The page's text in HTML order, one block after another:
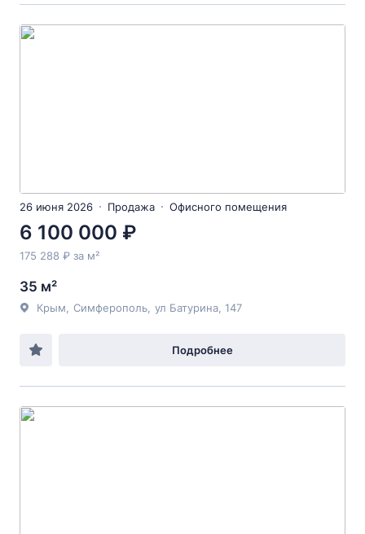
26 июня 2026 Продажа Офисного помещения
6 100 000 ₽
175 288 ₽ за м²
35 м²
Крым Симферополь ул Батурина , 147
Подробнее